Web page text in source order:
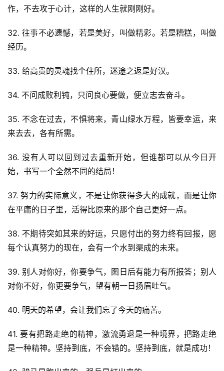
作，不去攻于心计，这样的人生就刚刚好。
32. 往事不必遗憾，若是美好，叫做精彩。若是糟糕，叫做
经历。
33. 给高贵的灵魂找个住所，迷途之返是好汉。
34. 不问成败利钝，只问良心要做，便立志去奋斗。
35. 不念在过去，不惧将来，青山绿水万程，皆要幸运，来
来去去，各有所需。
36. 没有人可以回到过去重新开始，但谁都可以从今日开
始，书写一个全然不同的结局！
37. 努力的实际意义，不是让你获得多大的成就，而是让你
在平庸的日子里，活得比原来的那个自己更好一点。
38. 不期待突如其来的好运，只愿付出的努力终有回报，愿
每个认真努力的现在，会有一个水到渠成的未来。
39. 别人对你好，你要争气，图日后有能力有所报答；别人
对你不好，你更要争气，望有朝一日扬眉吐气。
40. 明天的希望，会让我们忘了今天的痛苦。
41. 要有把路走绝的精神，激流勇退是一种境界，把路走绝
是一种精神。坚持到底，不会错的。坚持到底，就是成功！